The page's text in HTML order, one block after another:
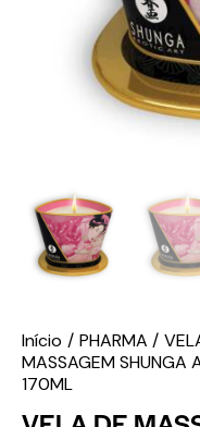
Início PHARMA
MASSAGEM SHUNGA
170ML